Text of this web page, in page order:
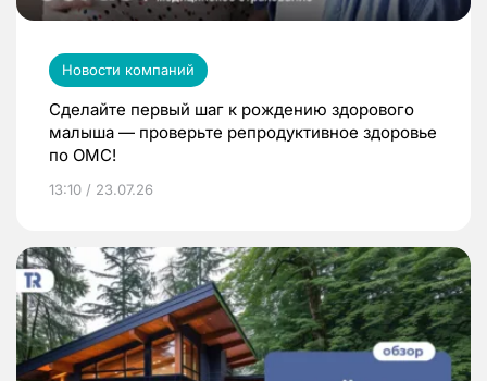
Новости компаний
Сделайте первый шаг к рождению здорового
малыша — проверьте репродуктивное здоровье
по ОМС!
13:10 / 23.07.26